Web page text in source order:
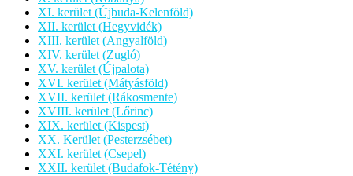
XI. kerület (Újbuda-Kelenföld)
XII. kerület (Hegyvidék)
XIII. kerület (Angyalföld)
XIV. kerület (Zugló)
XV. kerület (Újpalota)
XVI. kerület (Mátyásföld)
XVII. kerület (Rákosmente)
XVIII. kerület (Lőrinc)
XIX. kerület (Kispest)
XX. Kerület (Pesterzsébet)
XXI. kerület (Csepel)
XXII. kerület (Budafok-Tétény)